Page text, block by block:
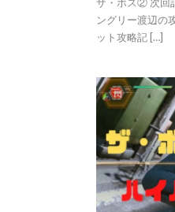
ングリー渡辺の
ット攻略記 […]